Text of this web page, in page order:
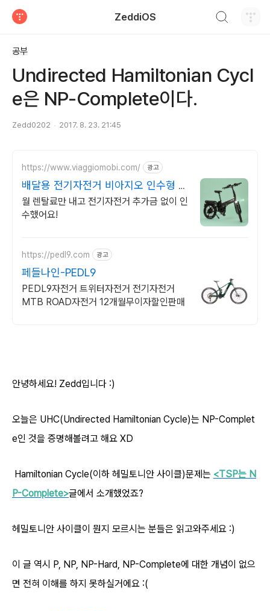
ZeddiOS
공부
Undirected Hamiltonian Cycl
e은 NP-Complete이다.
Zedd0202 2017. 8. 23. 21:45
https://www.viaggiomobi.com/ 광고
배달용 전기자전거 비아지오 인수형 렌
탈,완납시 내자전거
월 렌탈료만 내고 전기자전거 추가금 없이 인
수했어요!
https://pedl9.com 광고
페들나인-PEDL9
PEDL9자전거 트위터자전거 전기자전거
MTB ROAD자전거 12개월무이자할인판매
안녕하세요! Zedd입니다 :)
오늘은 UHC(Undirected Hamiltonian Cycle)는 NP-Complet
e인 것을 증명해볼려고 해요 XD
Hamiltonian Cycle(이하 헤밀토니안 사이클)문제는 <TSP는 N
P-Complete>글에서 소개했었죠?
헤밀토니안 사이클이 뭔지 모르시는 분들은 읽고와주세요 :)
이 글 역시 P, NP, NP-Hard, NP-Complete에 대한 개념이 없으
면 전혀 이해를 하지 못하실거에요 :(